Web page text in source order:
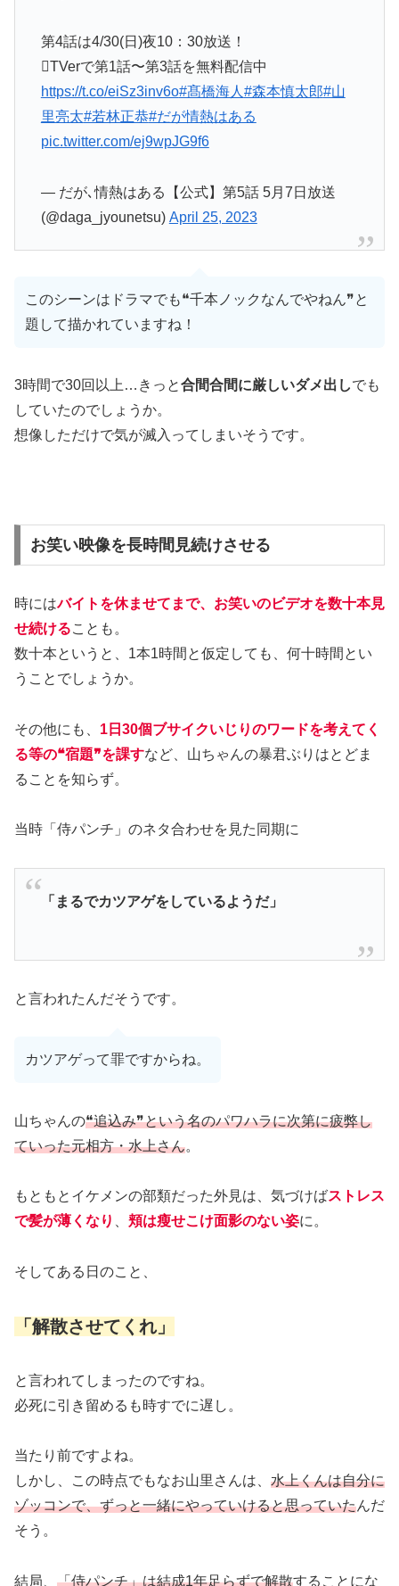
第4話は4/30(日)夜10：30放送！
️TVerで第1話〜第3話を無料配信中
https://t.co/eiSz3inv6o#髙橋海人 #森本慎太郎#山
里亮太#若林正恭#だが情熱はある
pic.twitter.com/ej9wpJG9f6
— だが､情熱はある【公式】第5話 5月7日放送
(@daga_jyounetsu) April 25, 2023
このシーンはドラマでも❝千本ノックなんでやねん❞と
題して描かれていますね！
3時間で30回以上…きっと合間合間に厳しいダメ出しでも
していたのでしょうか。
想像しただけで気が滅入ってしまいそうです。
お笑い映像を長時間見続けさせる
時にはバイトを休ませてまで、 お笑いのビデオを数十本見
せ続けることも。
数十本というと、1本1時間と仮定しても、何十時間とい
うことでしょうか。
その他にも、 1日30個ブサイクいじりのワードを考えてく
る等の❝宿題❞を課すなど、山ちゃんの暴君ぶりはとどま
ることを知らず。
当時「侍パンチ」のネタ合わせを見た同期に
「まるでカツアゲをしているようだ」
と言われたんだそうです。
カツアゲって罪ですからね。
山ちゃんの❝追込み❞という名のパワハラに次第に疲弊し
ていった元相方・水上さん。
もともとイケメンの部類だった外見は、気づけばストレス
で髪が薄くなり
頬は瘦せこけ面影のない姿に。
そしてある日のこと、
「解散させてくれ」
と言われてしまったのですね。
必死に引き留めるも時すでに遅し。
当たり前ですよね。
しかし、この時点でもなお山里さんは、 水上くんは自分に
ゾッコンで、ずっと一緒にやっていけると思っていたんだ
そう。
結局、 「侍パンチ」は結成1年足らずで解散することにな